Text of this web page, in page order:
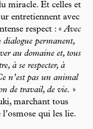
miracle. Et celles et
entretiennent avec
respect : «Avec
permanent,
au domaine et, tous
à se respecter, à
n’est pas un animal
de travail, de vie. »
marchant tous
qui les lie.